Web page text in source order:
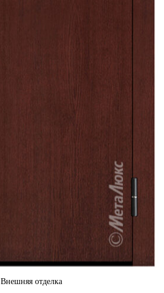
Внешняя отделка